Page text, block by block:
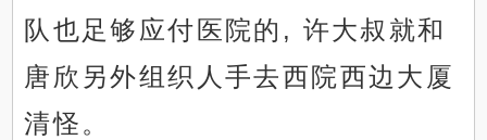
队也足够应付医院的, 许大叔就和
唐欣另外组织人手去西院西边大厦
清怪。